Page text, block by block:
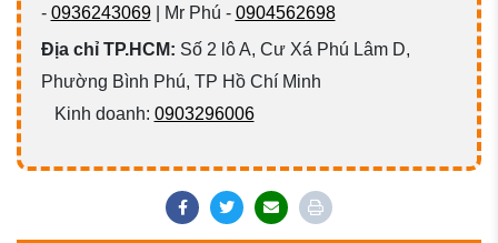
- 0936243069| Mr Phú - 0904562698
Địa chỉ TP.HCM: Số 2 lô A, Cư Xá Phú Lâm D,
Phường Bình Phú, TP Hồ Chí Minh
Kinh doanh: 0903296006